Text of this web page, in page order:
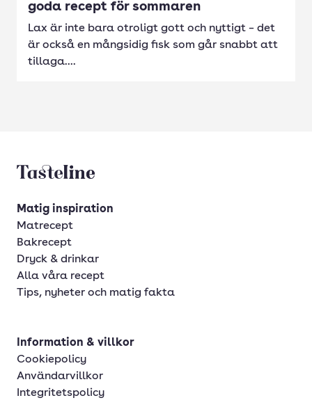
goda recept för sommaren
Lax är inte bara otroligt gott och nyttigt – det
är också en mångsidig fisk som går snabbt att
tillaga....
Tasteline startsida
Matig inspiration
Matrecept
Bakrecept
Dryck & drinkar
Alla våra recept
Tips, nyheter och matig fakta
Information & villkor
Cookiepolicy
Användarvillkor
Integritetspolicy